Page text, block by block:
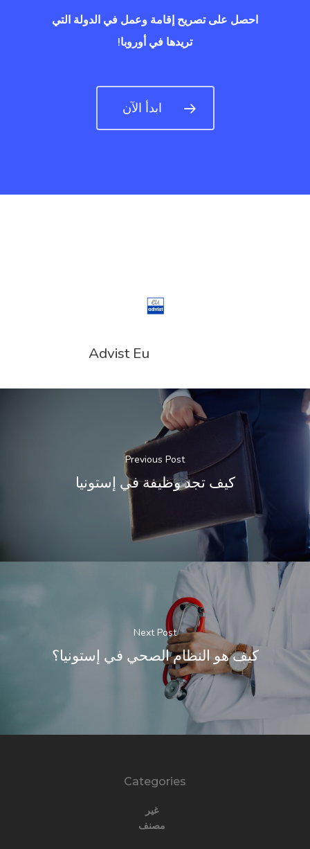
احصل على تصريح إقامة وعمل في الدولة التي
تريدها في أوروبا!
ابدأ الآن
Advist Eu
Previous Post
كيف تجد وظيفة في إستونيا
Next Post
كيف هو النظام الصحي في إستونيا؟
Categories
غير
مصنف